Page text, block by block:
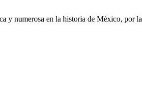
numerosa en la historia de México, por